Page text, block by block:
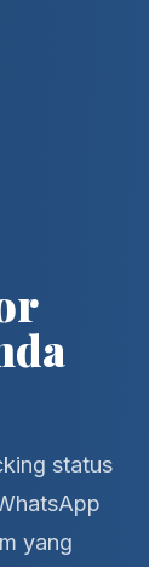
status
yang